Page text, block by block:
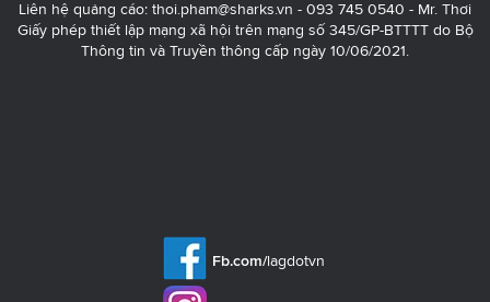
Liên hệ quảng cáo: thoi.pham@sharks.vn - 093 745 0540 - Mr. Thơi
Giấy phép thiết lập mạng xã hội trên mạng số 345/GP-BTTTT do Bộ
Thông tin và Truyền thông cấp ngày 10/06/2021.
Fb.com/lagdotvn